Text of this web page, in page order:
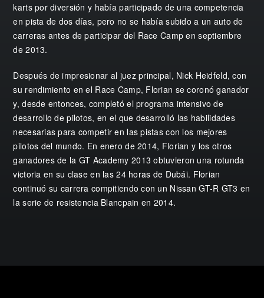
karts por diversión y había participado de una competencia
en pista de dos días, pero no se había subido a un auto de
carreras antes de participar del Race Camp en septiembre
de 2013.
Después de impresionar al juez principal, Nick Heidfeld, con
su rendimiento en el Race Camp, Florian se coronó ganador
y, desde entonces, completó el programa intensivo de
desarrollo de pilotos, en el que desarrolló las habilidades
necesarias para competir en las pistas con los mejores
pilotos del mundo. En enero de 2014, Florian y los otros
ganadores de la GT Academy 2013 obtuvieron una rotunda
victoria en su clase en las 24 horas de Dubái. Florian
continuó su carrera compitiendo con un Nissan GT-R GT3 en
la serie de resistencia Blancpain en 2014.